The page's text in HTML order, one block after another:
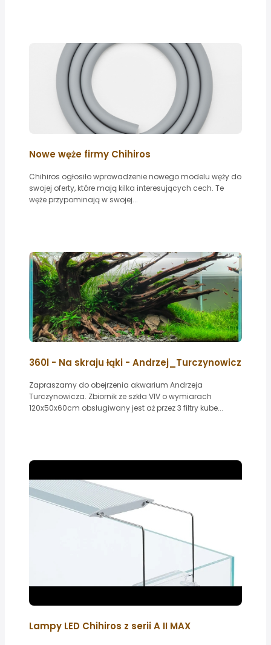
Nowe węże firmy Chihiros
Chihiros ogłosiło wprowadzenie nowego modelu węży do
swojej oferty, które mają kilka interesujących cech. Te
węże przypominają w swojej...
360l - Na skraju łąki - Andrzej_Turczynowicz
Zapraszamy do obejrzenia akwarium Andrzeja
Turczynowicza. Zbiornik ze szkła VIV o wymiarach
120x50x60cm obsługiwany jest aż przez 3 filtry kube...
Lampy LED Chihiros z serii A II MAX